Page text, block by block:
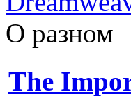
О разном
The